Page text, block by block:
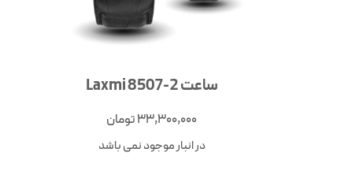
ساعت Laxmi 8507-2
33,300,000تومان
در انبار موجود نمی باشد